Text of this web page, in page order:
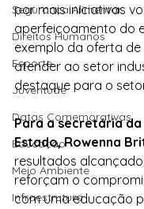
Segurança Alimentar
Direitos Humanos
Esporte
Juventude
Datas Comemorativas
Educação
Meio Ambiente
Infraestrutura
por mais iniciativas
aperfeiçoamento do
exemplo da oferta
atender ao setor
destaque para o
Para a secretária
Estado, Rowenna
resultados
reforçam o
com uma educação